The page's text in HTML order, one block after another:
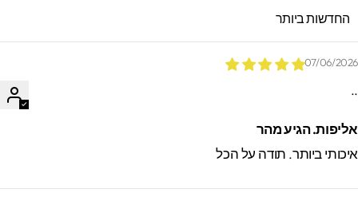
SORT
07/06/
הגיע מהר
ביותר. תודה על הכל